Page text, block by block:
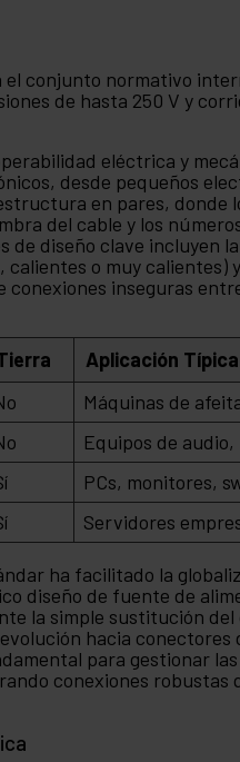
el conjunto normativo
de hasta 250 V y
eléctrica y
desde pequeños
en pares, donde
del cable y los
de diseño clave incluyen
o muy calientes)
conexiones inseguras
Aplicación Típica
Máquinas de
Equipos de
PCs, monitores,
Servidores
ha facilitado la
diseño de fuente de
la simple sustitución
hacia conectores
para gestionar
conexiones